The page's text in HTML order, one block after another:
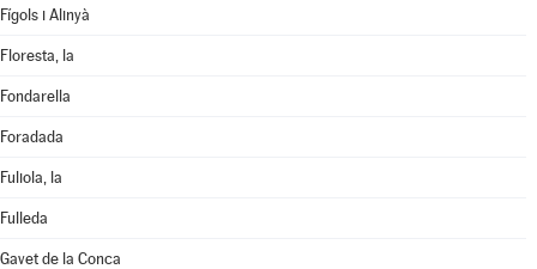
Fígols i Alinyà
Floresta, la
Fondarella
Foradada
Fuliola, la
Fulleda
Gavet de la Conca